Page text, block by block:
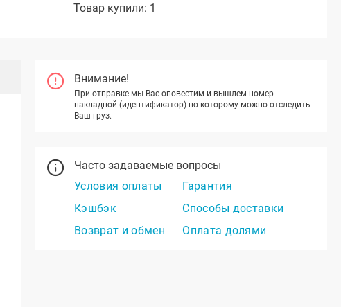
Товар купили: 1
Внимание!
При отправке мы Вас оповестим и вышлем номер
накладной (идентификатор) по которому можно отследить
Ваш груз.
Часто задаваемые вопросы
Условия оплаты
Гарантия
Кэшбэк
Способы доставки
Возврат и обмен
Оплата долями